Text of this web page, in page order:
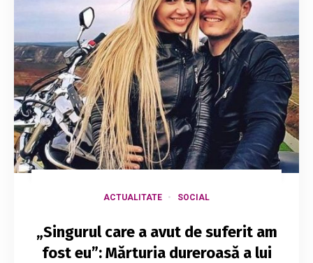
ACTUALITATE SOCIAL
„Singurul care a avut de suferit am
fost eu”: Mărturia dureroasă a lui